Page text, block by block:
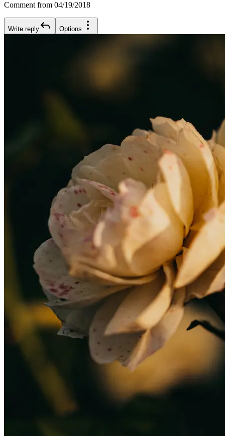
Comment from 04/19/2018
Write reply Options